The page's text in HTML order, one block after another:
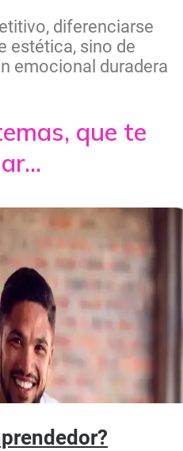
diferenciarse
estética, sino de
emocional duradera
que te